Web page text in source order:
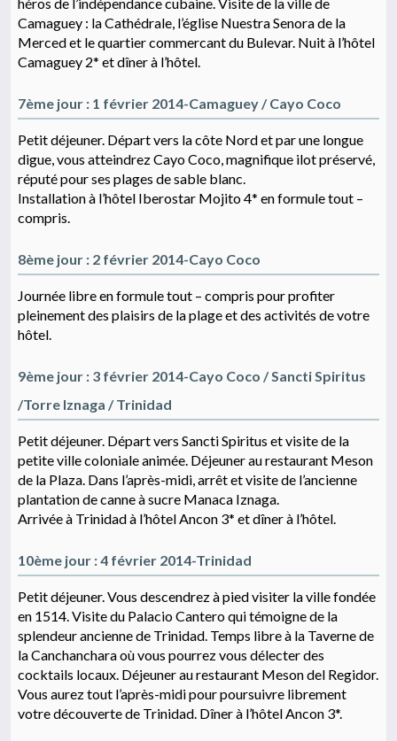
Camaguey : la Cathédrale, l’église Nuestra Senora de la
Merced et le quartier commercant du Bulevar. Nuit à l’hôtel
Camaguey 2* et dîner à l’hôtel.
7ème jour : 1 février 2014-Camaguey / Cayo Coco
Petit déjeuner. Départ vers la côte Nord et par une longue
digue, vous atteindrez Cayo Coco, magnifique ilot préservé,
réputé pour ses plages de sable blanc.
Installation à l’hôtel Iberostar Mojito 4* en formule tout –
compris.
8ème jour : 2 février 2014-Cayo Coco
Journée libre en formule tout – compris pour profiter
pleinement des plaisirs de la plage et des activités de votre
hôtel.
9ème jour : 3 février 2014-Cayo Coco / Sancti Spiritus
/Torre Iznaga / Trinidad
Petit déjeuner. Départ vers Sancti Spiritus et visite de la
petite ville coloniale animée. Déjeuner au restaurant Meson
de la Plaza. Dans l’après-midi, arrêt et visite de l’ancienne
plantation de canne à sucre Manaca Iznaga.
Arrivée à Trinidad à l’hôtel Ancon 3* et dîner à l’hôtel.
10ème jour : 4 février 2014-Trinidad
Petit déjeuner. Vous descendrez à pied visiter la ville fondée
en 1514. Visite du Palacio Cantero qui témoigne de la
splendeur ancienne de Trinidad. Temps libre à la Taverne de
la Canchanchara où vous pourrez vous délecter des
cocktails locaux. Déjeuner au restaurant Meson del Regidor.
Vous aurez tout l’après-midi pour poursuivre librement
votre découverte de Trinidad. Dîner à l’hôtel Ancon 3*.